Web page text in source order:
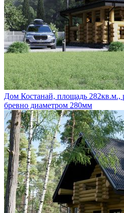
Дом Костанай, площадь 282кв.м.,
бревно диаметром 280мм